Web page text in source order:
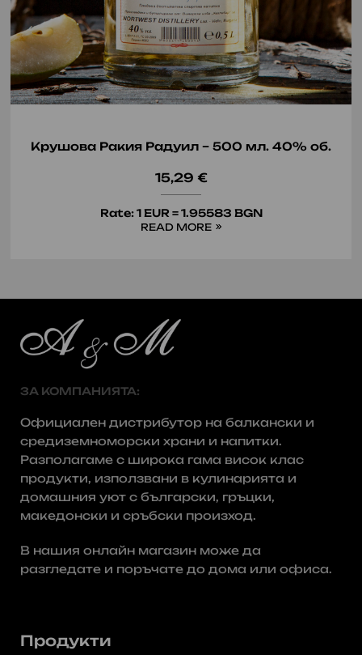
Крушова Ракия Радуил – 500 мл. 40% об.
15,29 €
Rate: 1 EUR = 1.95583 BGN
READ MORE
ЗА КОМПАНИЯТА:
Официален дистрибутор на балкански и
средиземноморски храни и напитки.
Разполагаме с широка гама висок клас
продукти, използвани в кулинарията и
домашния уют с български, гръцки,
македонски и сръбски произход.
В нашия онлайн магазин може да
разгледате и поръчате до дома или офиса.
Продукти